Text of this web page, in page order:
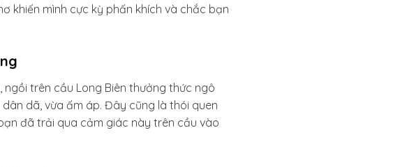
khiến mình cực kỳ phấn khích và chắc bạn
trên cầu Long Biên thưởng thức ngô
dã, vừa ấm áp. Đây cũng là thói quen
đã trải qua cảm giác này trên cầu vào